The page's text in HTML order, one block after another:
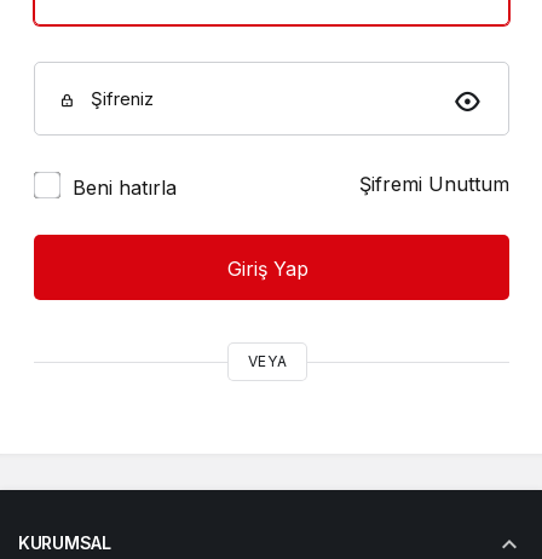
Şifreniz
Beni hatırla Şifremi Unuttum
Giriş Yap
VEYA
KURUMSAL